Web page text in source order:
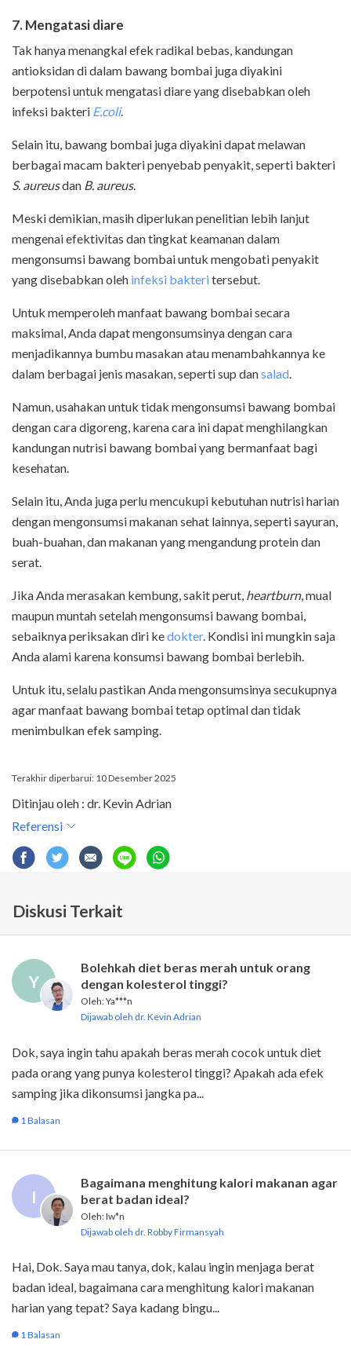
7. Mengatasi diare
Tak hanya menangkal efek radikal bebas, kandungan
antioksidan di dalam bawang bombai juga diyakini
berpotensi untuk mengatasi diare yang disebabkan oleh
infeksi bakteri E.coli.
Selain itu, bawang bombai juga diyakini dapat melawan
berbagai macam bakteri penyebab penyakit, seperti bakteri
S. aureusdan B. aureus.
Meski demikian, masih diperlukan penelitian lebih lanjut
mengenai efektivitas dan tingkat keamanan dalam
mengonsumsi bawang bombai untuk mengobati penyakit
yang disebabkan oleh infeksi bakteritersebut.
Untuk memperoleh manfaat bawang bombai secara
maksimal, Anda dapat mengonsumsinya dengan cara
menjadikannya bumbu masakan atau menambahkannya ke
dalam berbagai jenis masakan, seperti sup dansalad.
Namun, usahakan untuk tidak mengonsumsi bawang bombai
dengan cara digoreng, karena cara ini dapat menghilangkan
kandungan nutrisi bawang bombai yang bermanfaat bagi
kesehatan.
Selain itu, Anda juga perlu mencukupi kebutuhan nutrisi harian
dengan mengonsumsi makanan sehat lainnya, seperti sayuran,
buah-buahan, dan makanan yang mengandung protein dan
serat.
Jika Anda merasakan kembung, sakit perut, heartburn, mual
maupun muntah setelah mengonsumsi bawang bombai,
sebaiknya periksakan diri kedokter. Kondisi ini mungkin saja
Anda alami karena konsumsi bawang bombai berlebih.
Untuk itu, selalu pastikan Anda mengonsumsinya secukupnya
agar manfaat bawang bombai tetap optimal dan tidak
menimbulkan efek samping.
Terakhir diperbarui: 10 Desember 2025